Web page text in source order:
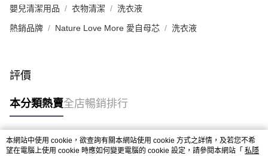
嬰兒清潔用品 衣物清潔 洗衣液
熱銷品牌 Nature Love More 愛自母芯 洗衣液
評價
本分類熱賣全店暢銷排行
熱門標籤
本網站中使用 cookie，欲查詢有關本網站使用 cookie 方式之詳情，及若您不希
望在電腦上使用 cookie 時應如何變更電腦的 cookie 設定，請參閱本網站「 私隱